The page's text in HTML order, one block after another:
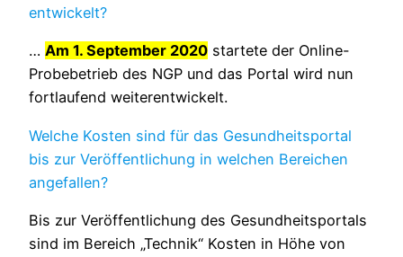
entwickelt?
… Am 1. September 2020 startete der Online-
Probebetrieb des NGP und das Portal wird nun
fortlaufend weiterentwickelt.
Welche Kosten sind für das Gesundheitsportal
bis zur Veröffentlichung in welchen Bereichen
angefallen?
Bis zur Veröffentlichung des Gesundheitsportals
sind im Bereich „Technik“ Kosten in Höhe von